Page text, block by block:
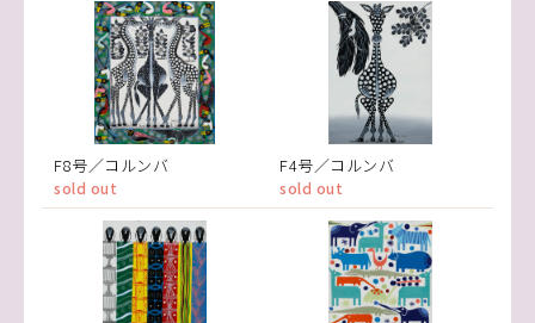
F8号／コルンバ
sold out
F4号／コルンバ
sold out